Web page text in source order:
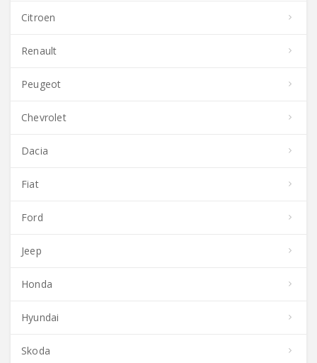
Citroen
Renault
Peugeot
Chevrolet
Dacia
Fiat
Ford
Jeep
Honda
Hyundai
Skoda